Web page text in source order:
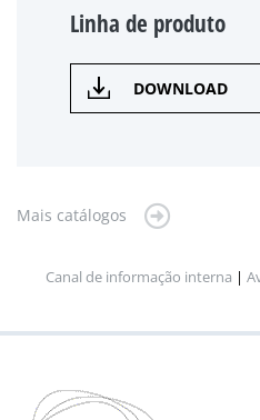
Linha de produto
DOWNLOAD
Mais catálogos
Canal de informação interna |